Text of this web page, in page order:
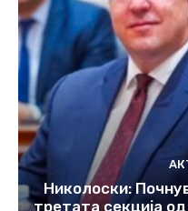
Николоски:
третата секција